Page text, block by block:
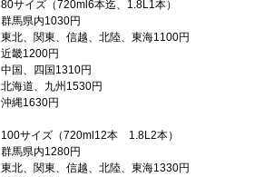
80サイズ（720ml6本迄、1.8L1本）
群馬県内1030円
東北、関東、信越、北陸、東海1100円
近畿1200円
中国、四国1310円
北海道、九州1530円
沖縄1630円
100サイズ（720ml12本 1.8L2本）
群馬県内1280円
東北、関東、信越、北陸、東海1330円